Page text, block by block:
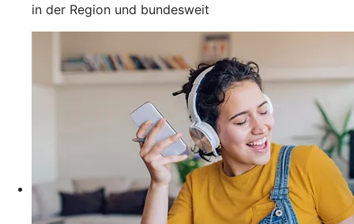
in der Region und bundesweit